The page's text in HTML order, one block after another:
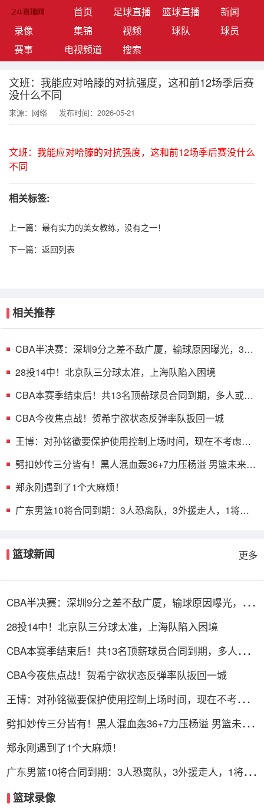
首页(current)足球直播 篮球直播
新闻
录像
集锦 视频 球队
球员
赛事
电视频道 搜索
文班：我能应对哈滕的对抗强度，这和前12场季后赛
没什么不同
来源：网络 发布时间：2026-05-21
文班：我能应对哈滕的对抗强度，这和前12场季后赛没什么
不同
相关标签:
上一篇： 最有实力的美女教练，没有之一！
下一篇： 返回列表
相关推荐
CBA半决赛：深圳9分之差不敌广厦，输球原因曝光，3人
28投14中！北京队三分球太准，上海队陷入困境
CBA本赛季结束后！共13名顶薪球员合同到期，多人或遭
CBA今夜焦点战！贺希宁欲状态反弹率队扳回一城
王博：对孙铭徽要保护使用控制上场时间，现在不考虑总
劈扣妙传三分皆有！黑人混血轰36+7力压杨溢 男篮未来十
郑永刚遇到了1个大麻烦！
广东男篮10将合同到期：3人恐离队，3外援走人，1将或
篮球新闻 更多
CBA半决赛：深圳9分之差不敌广厦，输球原因曝光，3人
28投14中！北京队三分球太准，上海队陷入困境
CBA本赛季结束后！共13名顶薪球员合同到期，多人或遭
CBA今夜焦点战！贺希宁欲状态反弹率队扳回一城
王博：对孙铭徽要保护使用控制上场时间，现在不考虑总
劈扣妙传三分皆有！黑人混血轰36+7力压杨溢 男篮未来
郑永刚遇到了1个大麻烦！
广东男篮10将合同到期：3人恐离队，3外援走人，1将或
篮球录像